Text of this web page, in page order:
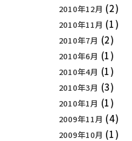
2010年12月 (2)
2010年11月 (1)
2010年7月 (2)
2010年6月 (1)
2010年4月 (1)
2010年3月 (3)
2010年1月 (1)
2009年11月 (4)
2009年10月 (1)